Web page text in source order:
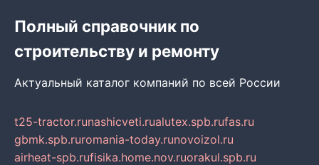
Полный справочник по
строительству и ремонту
Актуальный каталог компаний по всей России
t25-tractor.runashicveti.rualutex.spb.rufas.ru
gbmk.spb.ruromania-today.runovoizol.ru
airheat-spb.rufisika.home.nov.ruorakul.spb.ru